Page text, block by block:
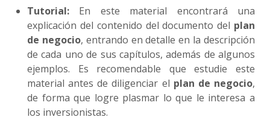
g
o
c
i
o
Tutorial: En este material encontrará una
explicación del contenido del documento del plan
de negocio, entrando en detalle en la descripción
de cada uno de sus capítulos, además de algunos
ejemplos. Es recomendable que estudie este
material antes de diligenciar el plan de negocio,
de forma que logre plasmar lo que le interesa a
los inversionistas.